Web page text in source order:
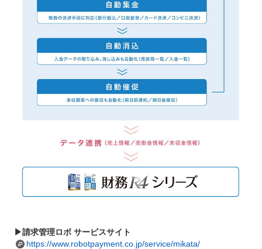
▶請求管理ロボ サービスサイト
https://www.robotpayment.co.jp/service/mikata/